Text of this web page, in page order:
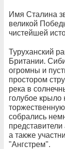
Имя Сталина
великой
чистейшей
Туруханский
Британии.
огромны и
простором
река в
голубое крыло
собрались
а также
"Ангстрем".